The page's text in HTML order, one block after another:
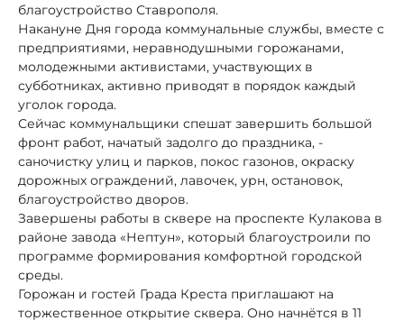
благоустройство Ставрополя.
Накануне Дня города коммунальные службы, вместе с
предприятиями, неравнодушными горожанами,
молодежными активистами, участвующих в
субботниках, активно приводят в порядок каждый
уголок города.
Сейчас коммунальщики спешат завершить большой
фронт работ, начатый задолго до праздника, -
саночистку улиц и парков, покос газонов, окраску
дорожных ограждений, лавочек, урн, остановок,
благоустройство дворов.
Завершены работы в сквере на проспекте Кулакова в
районе завода «Нептун», который благоустроили по
программе формирования комфортной городской
среды.
Горожан и гостей Града Креста приглашают на
торжественное открытие сквера. Оно начнётся в 11